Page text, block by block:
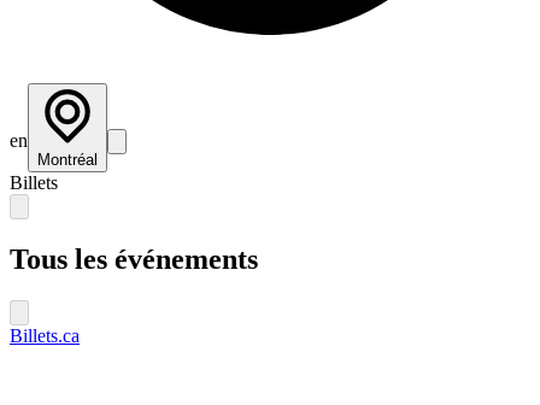
en
Montréal
Billets
Tous les événements
Billets.ca